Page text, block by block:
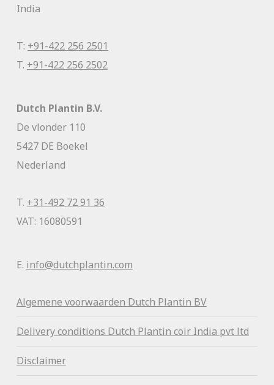
India
T: +91-422 256 2501
T. +91-422 256 2502
Dutch Plantin B.V.
De vlonder 110
5427 DE Boekel
Nederland
T. +31-492 72 91 36
VAT: 16080591
E. info@dutchplantin.com
Algemene voorwaarden Dutch Plantin BV
Delivery conditions Dutch Plantin coir India pvt ltd
Disclaimer